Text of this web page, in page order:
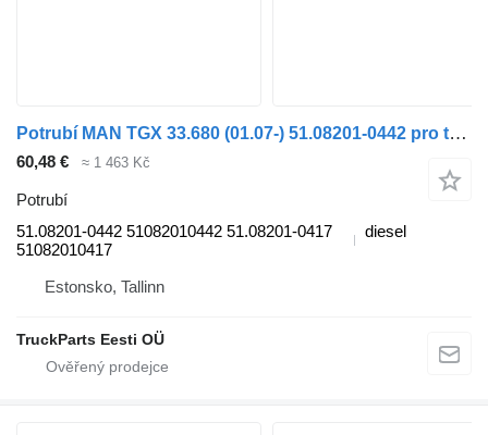
Potrubí MAN TGX 33.680 (01.07-) 51.08201-0442 pro tahače MAN TGL, TGM, TGS, TGX (2005-2021)
60,48 € ≈ 1 463 Kč
Potrubí
51.08201-0442 51082010442 51.08201-0417
51082010417
diesel
Estonsko, Tallinn
TruckParts Eesti OÜ